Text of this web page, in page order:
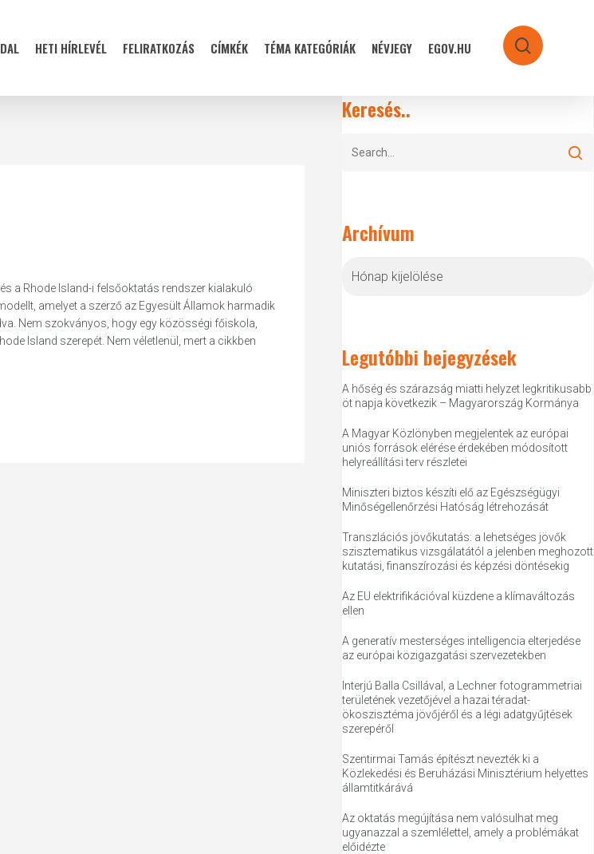
HETI HÍRLEVÉL FELIRATKOZÁS CÍMKÉK TÉMA KATEGÓRIÁK NÉVJEGY EGOV.HU search
a Rhode Island-i felsőoktatás rendszer kialakuló
amelyet a szerző az Egyesült Államok harmadik
Nem szokványos, hogy egy közösségi főiskola,
Island szerepét. Nem véletlenül, mert a cikkben
Keresés..
Archívum
Legutóbbi bejegyzések
A hőség és szárazság miatti helyzet legkritikusabb
öt napja következik – Magyarország Kormánya
A Magyar Közlönyben megjelentek az európai
uniós források elérése érdekében módosított
helyreállítási terv részletei
Miniszteri biztos készíti elő az Egészségügyi
Minőségellenőrzési Hatóság létrehozását
Transzlációs jövőkutatás: a lehetséges jövők
szisztematikus vizsgálatától a jelenben meghozott
kutatási, finanszírozási és képzési döntésekig
Az EU elektrifikációval küzdene a klímaváltozás
ellen
A generatív mesterséges intelligencia elterjedése
az európai közigazgatási szervezetekben
Interjú Balla Csillával, a Lechner fotogrammetriai
területének vezetőjével a hazai téradat-
ökoszisztéma jövőjéről és a légi adatgyűjtések
szerepéről
Szentirmai Tamás építészt nevezték ki a
Közlekedési és Beruházási Minisztérium helyettes
államtitkárává
Az oktatás megújítása nem valósulhat meg
ugyanazzal a szemlélettel, amely a problémákat
előidézte